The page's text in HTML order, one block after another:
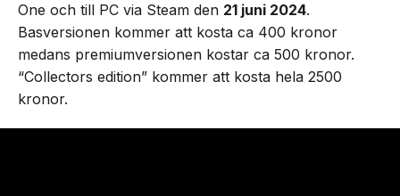
One och till PC via Steam den 21 juni 2024.
Basversionen kommer att kosta ca 400 kronor
medans premiumversionen kostar ca 500 kronor.
“Collectors edition” kommer att kosta hela 2500
kronor.